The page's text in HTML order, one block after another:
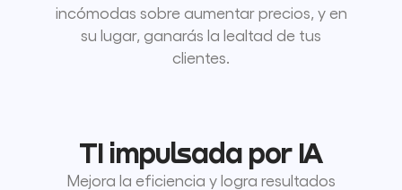
incómodas sobre aumentar precios, y en
su lugar, ganarás la lealtad de tus
clientes.
TI impulsada por IA
Mejora la eficiencia y logra resultados